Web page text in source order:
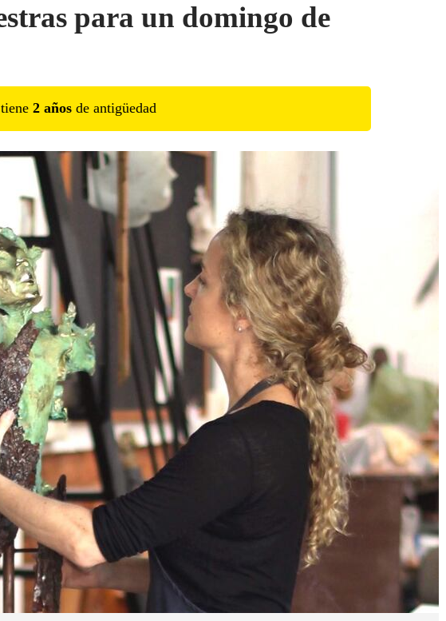
para un domingo de
2 años de antigüedad